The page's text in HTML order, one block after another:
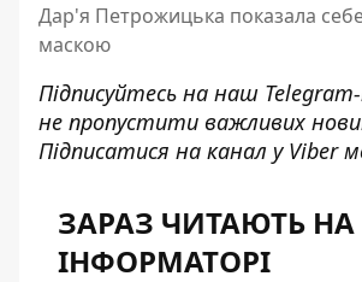
Дар'я Петрожицька показала
маскою
Підписуйтесь на наш
не пропустити важливих
Підписатися на канал у Viber
ЗАРАЗ ЧИТАЮТЬ НА
ІНФОРМАТОРІ